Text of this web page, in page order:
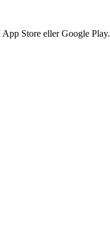
Store eller Google Play.